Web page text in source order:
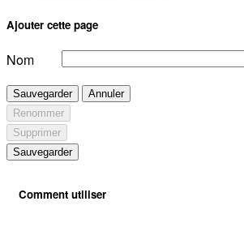
Ajouter cette page
Nom
Sauvegarder
Annuler
Renommer
Supprimer
Sauvegarder
Comment utiliser